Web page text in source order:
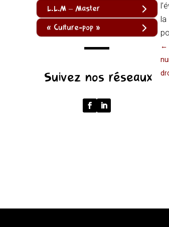
L.L.M – Master
« Culture-pop »
Suivez nos réseaux
la
←